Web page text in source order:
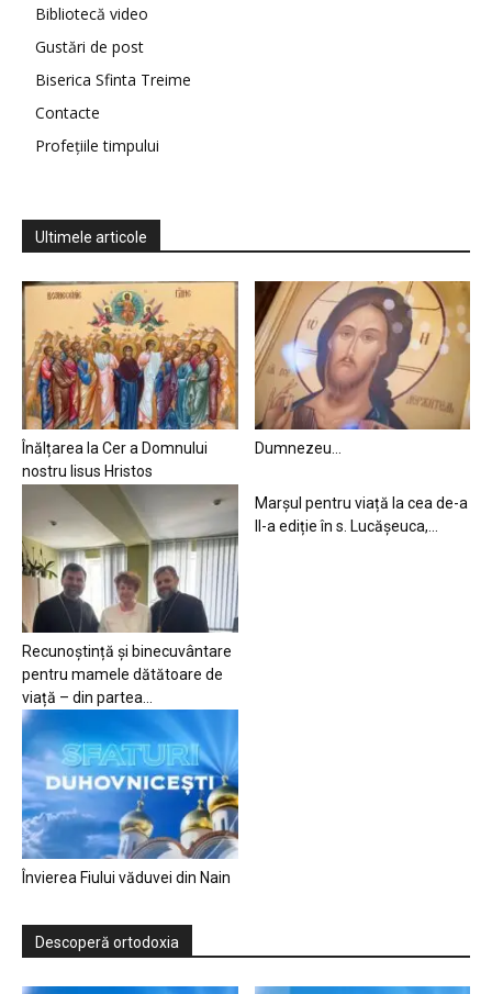
Bibliotecă video
Gustări de post
Biserica Sfinta Treime
Contacte
Profețiile timpului
Ultimele articole
Înălțarea la Cer a Domnului
nostru Iisus Hristos
Dumnezeu…
Recunoștință și binecuvântare
pentru mamele dătătoare de
viață – din partea...
Marșul pentru viață la cea de-a
II-a ediție în s. Lucășeuca,...
Învierea Fiului văduvei din Nain
Descoperă ortodoxia